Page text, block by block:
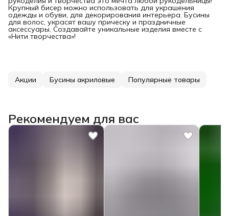
Крупный бисер можно использовать для украшения
одежды и обуви, для декорирования интерьера. Бусины
для волос, украсят вашу прическу и праздничные
аксессуары. Создавайте уникальные изделия вместе с
«Нити творчества»!
Акции Бусины акриловые Популярные товары
Рекомендуем для вас